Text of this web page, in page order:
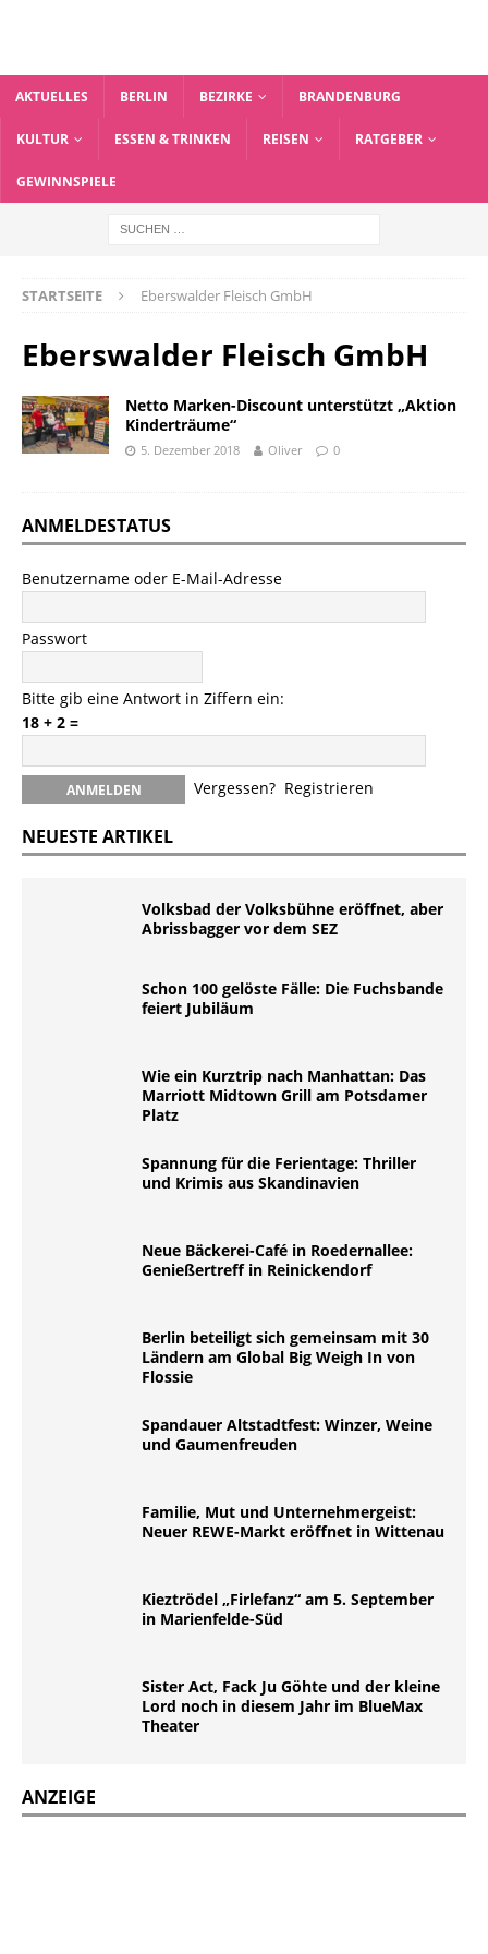
AKTUELLES BERLIN BEZIRKE BRANDENBURG
KULTUR ESSEN & TRINKEN REISEN RATGEBER
GEWINNSPIELE
STARTSEITE Eberswalder Fleisch GmbH
Eberswalder Fleisch GmbH
Netto Marken-Discount unterstützt „Aktion
Kinderträume“
5. Dezember 2018 Oliver 0
ANMELDESTATUS
Benutzername oder E-Mail-Adresse
Passwort
Bitte gib eine Antwort in Ziffern ein:
18 + 2 =
Vergessen? Registrieren
NEUESTE ARTIKEL
Volksbad der Volksbühne eröffnet, aber
Abrissbagger vor dem SEZ
Schon 100 gelöste Fälle: Die Fuchsbande
feiert Jubiläum
Wie ein Kurztrip nach Manhattan: Das
Marriott Midtown Grill am Potsdamer
Platz
Spannung für die Ferientage: Thriller
und Krimis aus Skandinavien
Neue Bäckerei-Café in Roedernallee:
Genießertreff in Reinickendorf
Berlin beteiligt sich gemeinsam mit 30
Ländern am Global Big Weigh In von
Flossie
Spandauer Altstadtfest: Winzer, Weine
und Gaumenfreuden
Familie, Mut und Unternehmergeist:
Neuer REWE-Markt eröffnet in Wittenau
Kieztrödel „Firlefanz“ am 5. September
in Marienfelde-Süd
Sister Act, Fack Ju Göhte und der kleine
Lord noch in diesem Jahr im BlueMax
Theater
ANZEIGE